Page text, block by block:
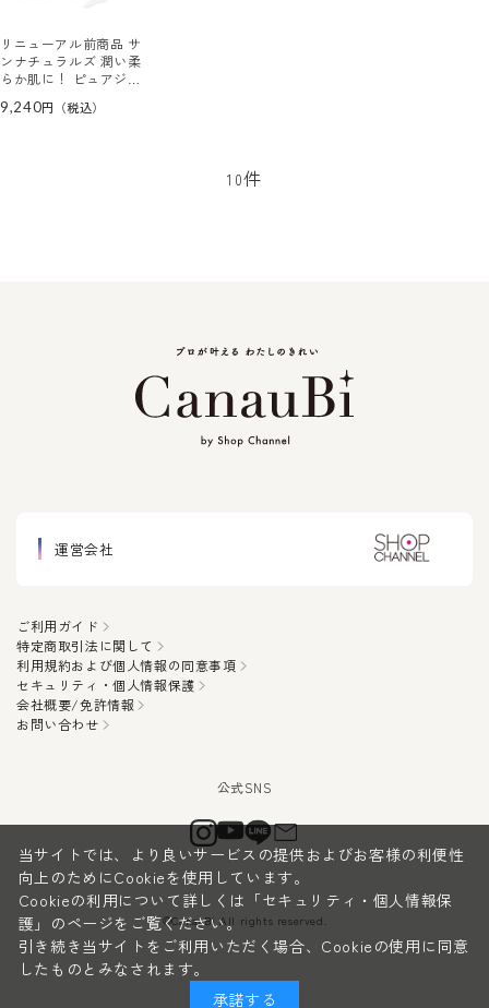
リニューアル前商品 サ
ンナチュラルズ 潤い柔
らか肌に！ ピュアジェ
クＥＸ アクアクール
9,240
10件
運営会社
ご利用ガイド
特定商取引法に関して
利用規約および個人情報の同意事項
セキュリティ・個人情報保護
会社概要/免許情報
お問い合わせ
©CanauBi All rights reserved.
当サイトでは、より良いサービスの提供およびお客様の利便性
向上のためにCookieを使用しています。
Cookieの利用について詳しくは 「セキュリティ・個人情報保
護」 のページをご覧ください。
引き続き当サイトをご利用いただく場合、Cookieの使用に同意
したものとみなされます。
承諾する